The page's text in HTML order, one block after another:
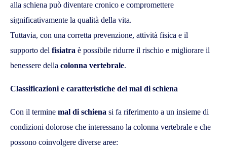
alla schiena può diventare cronico e compromettere
significativamente la qualità della vita.
Tuttavia, con una corretta prevenzione, attività fisica e il
supporto del fisiatra è possibile ridurre il rischio e migliorare il
benessere della colonna vertebrale.
Classificazioni e caratteristiche del mal di schiena
Con il termine mal di schiena si fa riferimento a un insieme di
condizioni dolorose che interessano la colonna vertebrale e che
possono coinvolgere diverse aree: